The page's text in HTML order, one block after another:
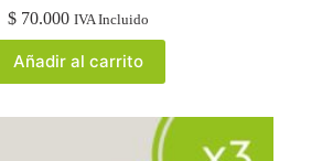
$ 70.000 IVA Incluido
Añadir al carrito